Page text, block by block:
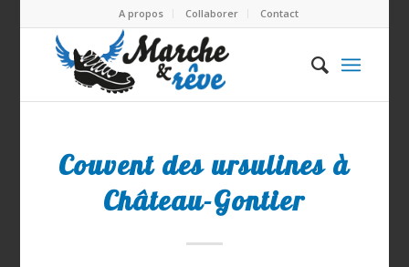
A propos Collaborer Contact
Couvent des ursulines à
Château-Gontier